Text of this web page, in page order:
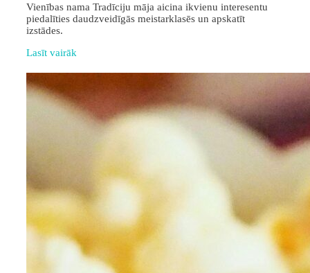
Vienības nama Tradīciju māja aicina ikvienu interesentu
piedalīties daudzveidīgās meistarklasēs un apskatīt
izstādes.
Lasīt vairāk